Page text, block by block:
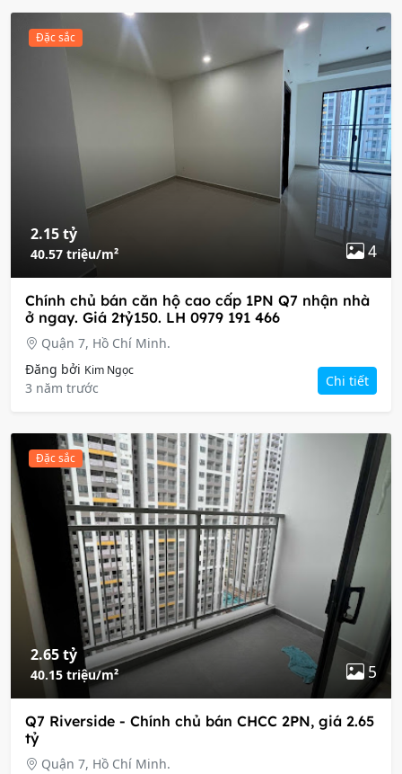
Đặc sắc
2.15 tỷ
40.57 triệu/m² 4
Chính chủ bán căn hộ cao cấp 1PN Q7 nhận nhà
ở ngay. Giá 2tỷ150. LH 0979 191 466
Quận 7, Hồ Chí Minh.
Đăng bởi Kim Ngọc
3 năm trước Chi tiết
Đặc sắc
2.65 tỷ
40.15 triệu/m² 5
Q7 Riverside - Chính chủ bán CHCC 2PN, giá 2.65
tỷ
Quận 7, Hồ Chí Minh.